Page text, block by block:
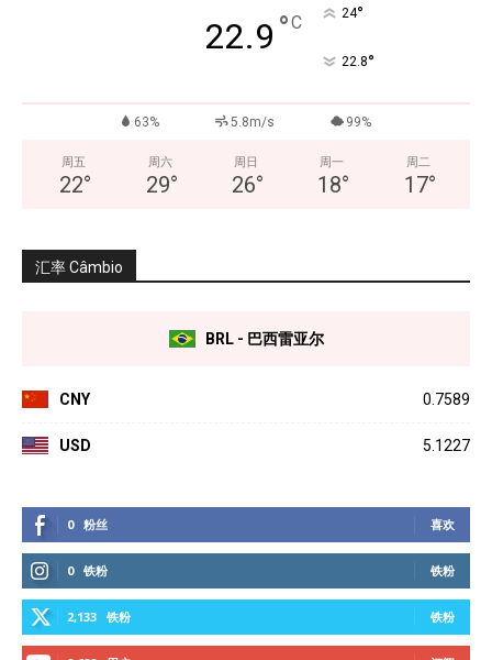
22.9 °C 24°
22.8°
63% 5.8m/s 99%
周五
22°
周六
29°
周日
26°
周一
18°
周二
17°
汇率 Câmbio
BRL - 巴西雷亚尔
CNY 0.7589
USD 5.1227
0 粉丝 喜欢
0 铁粉 铁粉
2,133 铁粉 铁粉